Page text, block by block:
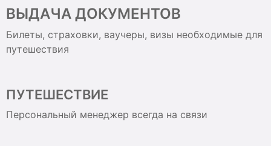
ВЫДАЧА ДОКУМЕНТОВ
Билеты, страховки, ваучеры, визы необходимые для
путешествия
ПУТЕШЕСТВИЕ
Персональный менеджер всегда на связи